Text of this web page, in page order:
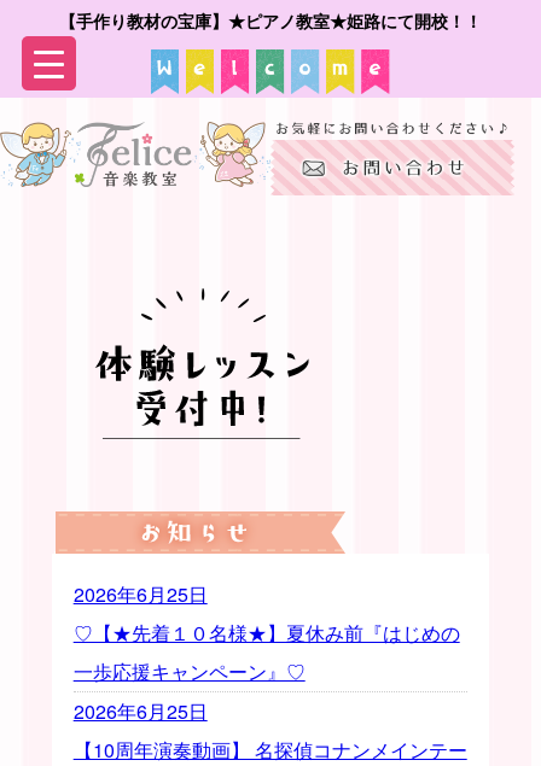
【手作り教材の宝庫】★ピアノ教室★姫路にて開校！！
2026年6月25日
♡【★先着１０名様★】夏休み前『はじめの
一歩応援キャンペーン』♡
2026年6月25日
【10周年演奏動画】 名探偵コナンメインテー
▼